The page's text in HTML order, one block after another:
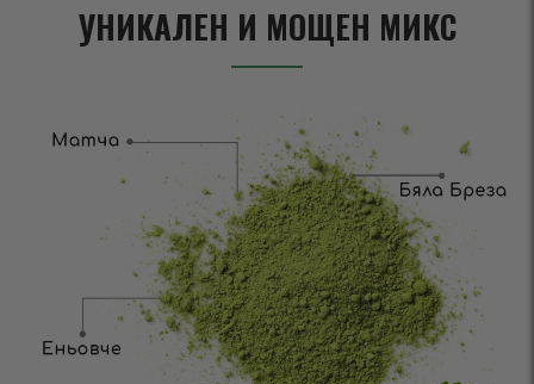
УНИКАЛЕН И МОЩЕН МИКС